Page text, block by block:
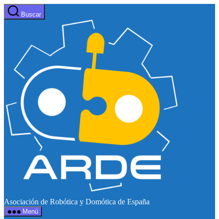
Saltar
al
Buscar
Asociación de Robótica y Domótica de España
Menú